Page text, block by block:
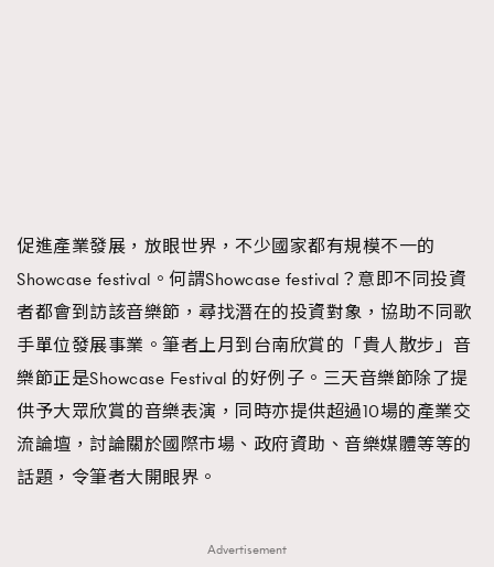
促進產業發展，放眼世界，不少國家都有規模不一的
Showcase festival。何謂Showcase festival？意即不同投資
者都會到訪該音樂節，尋找潛在的投資對象，協助不同歌
手單位發展事業。筆者上月到台南欣賞的「貴人散步」音
樂節正是Showcase Festival 的好例子。三天音樂節除了提
供予大眾欣賞的音樂表演，同時亦提供超過10場的產業交
流論壇，討論關於國際市場、政府資助、音樂媒體等等的
話題，令筆者大開眼界。
Advertisement